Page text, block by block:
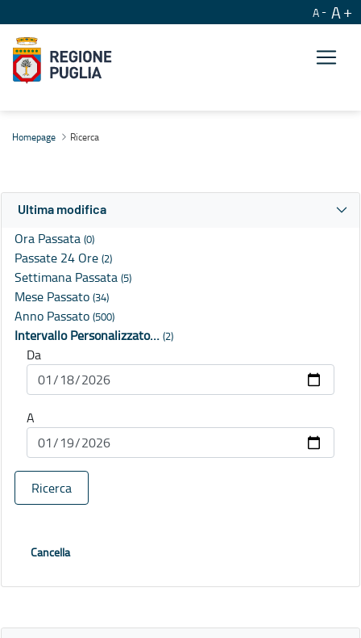
A A
Homepage Ricerca
Ultima modifica
Ora Passata (0)
Passate 24 Ore (2)
Settimana Passata (5)
Mese Passato (34)
Anno Passato (500)
Intervallo Personalizzato… (2)
Da
A
Ricerca
Cancella